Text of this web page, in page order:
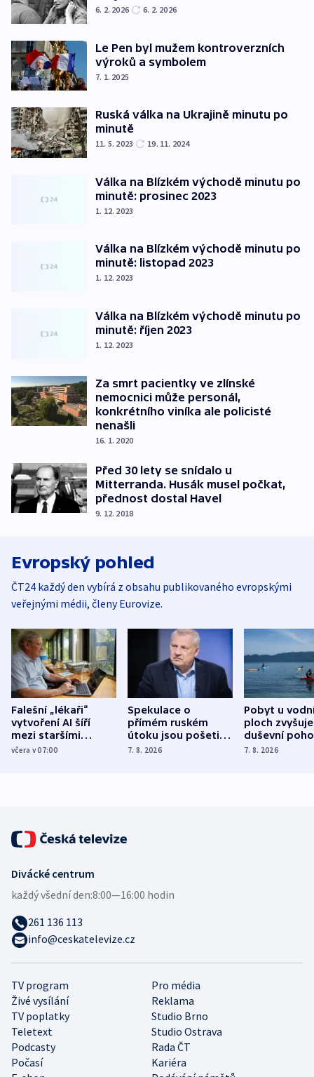
6. 2. 2026 6. 2. 2026
Le Pen byl mužem kontroverzních
výroků a symbolem
7. 1. 2025
Ruská válka na Ukrajině minutu po
minutě
11. 5. 2023 19. 11. 2024
Válka na Blízkém východě minutu po
minutě: prosinec 2023
1. 12. 2023
Válka na Blízkém východě minutu po
minutě: listopad 2023
1. 12. 2023
Válka na Blízkém východě minutu po
minutě: říjen 2023
1. 12. 2023
Za smrt pacientky ve zlínské
nemocnici může personál,
konkrétního viníka ale policisté
nenašli
16. 1. 2020
Před 30 lety se snídalo u
Mitterranda. Husák musel počkat,
přednost dostal Havel
9. 12. 2018
Evropský pohled
ČT24 každý den vybírá z obsahu publikovaného evropskými
veřejnými médii, členy Eurovize.
Falešní „lékaři“
vytvoření AI šíří
mezi staršími
Poláky nebezpečné
včera v 07:00
Spekulace o
přímém ruském
útoku jsou pošetilé,
míní estonský
7. 8. 2026
Pobyt u
ploch zvyšuje
duševní
ukázala
7. 8. 2026
TV program
Pro média
Živé vysílání
Reklama
TV poplatky
Studio Brno
Teletext
Studio Ostrava
Podcasty
Rada ČT
Počasí
Kariéra
Divácké centrum
každý všední den:8:00—16:00 hodin
261 136 113
info@ceskatelevize.cz